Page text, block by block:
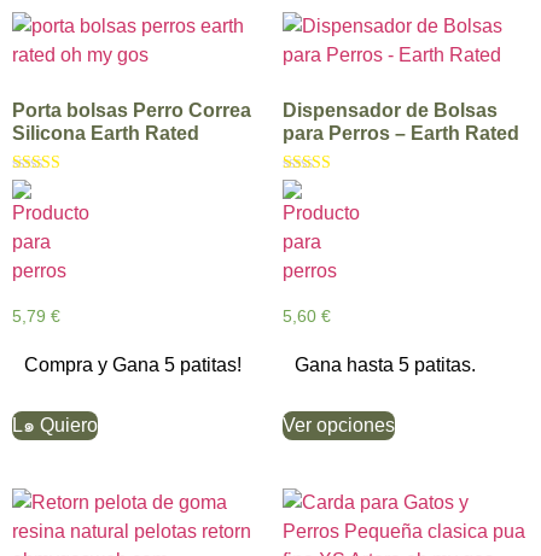
Porta bolsas Perro Correa
Silicona Earth Rated
Valorado con
5.00
de 5
5,79 €
Compra y Gana 5 patitas!
L๑ Quiero
Dispensador de Bolsas
para Perros – Earth Rated
Valorado con
5.00
de 5
5,60 €
Gana hasta 5 patitas.
Ver opciones